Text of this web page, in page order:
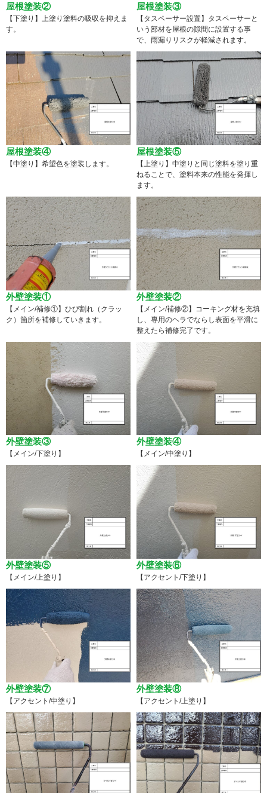
屋根塗装②
【下塗り】上塗り塗料の吸収を抑えま
す。
屋根塗装③
【タスペーサー設置】タスペーサーと
いう部材を屋根の隙間に設置する事
で、雨漏りリスクが軽減されます。
屋根塗装④
【中塗り】希望色を塗装します。
屋根塗装⑤
【上塗り】中塗りと同じ塗料を塗り重
ねることで、塗料本来の性能を発揮し
ます。
外壁塗装①
【メイン/補修①】ひび割れ（クラッ
ク）箇所を補修していきます。
外壁塗装②
【メイン/補修②】コーキング材を充填
し、専用のヘラでならし表面を平滑に
整えたら補修完了です。
外壁塗装③
【メイン/下塗り】
外壁塗装④
【メイン/中塗り】
外壁塗装⑤
【メイン/上塗り】
外壁塗装⑥
【アクセント/下塗り】
外壁塗装⑦
【アクセント/中塗り】
外壁塗装⑧
【アクセント/上塗り】